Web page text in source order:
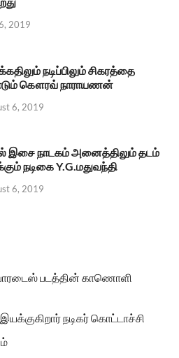
2019
நடிப்பிலும் சிகரத்தை
கௌரவ் நாராயணன்
6, 2019
இசை நாடகம் அனைத்திலும் தடம்
நடிகை Y.G.மதுவந்தி
6, 2019
பாரடைஸ் படத்தின் காணொளி
நடிகர் கொட்டாச்சி